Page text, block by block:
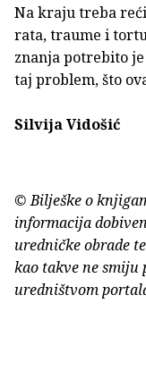
Na kraju treba
rata, traume i
znanja potrebito
taj problem, što
Silvija Vidošić
© Bilješke o
informacija
uredničke obrade
kao takve ne smiju
uredništvom